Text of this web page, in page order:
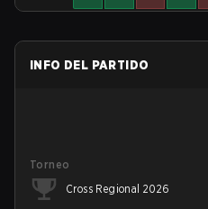
INFO DEL PARTIDO
Torneo
Cross Regional 2026